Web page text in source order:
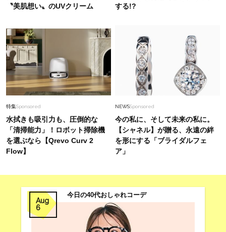
〝美肌想い〟のUVクリーム
する!?
特集Sponsored
水拭きも吸引力も、圧倒的な
「清掃能力」！ロボット掃除機
を選ぶなら【Qrevo Curv 2
Flow】
NEWSSponsored
今の私に、そして未来の私に。
【シャネル】が贈る、永遠の絆
を形にする「ブライダルフェ
ア」
Aug
6
今日の40代おしゃれコーデ